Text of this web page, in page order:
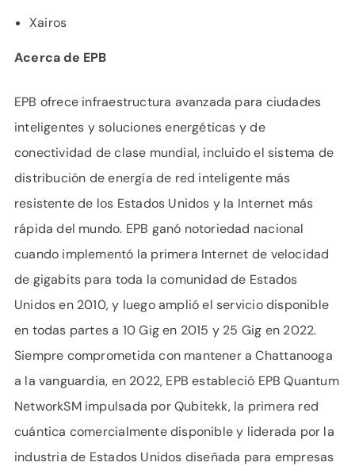
Xairos
Acerca de EPB
EPB ofrece infraestructura avanzada para ciudades
inteligentes y soluciones energéticas y de
conectividad de clase mundial, incluido el sistema de
distribución de energía de red inteligente más
resistente de los Estados Unidos y la Internet más
rápida del mundo. EPB ganó notoriedad nacional
cuando implementó la primera Internet de velocidad
de gigabits para toda la comunidad de Estados
Unidos en 2010, y luego amplió el servicio disponible
en todas partes a 10 Gig en 2015 y 25 Gig en 2022.
Siempre comprometida con mantener a Chattanooga
a la vanguardia, en 2022, EPB estableció EPB Quantum
NetworkSM impulsada por Qubitekk, la primera red
cuántica comercialmente disponible y liderada por la
industria de Estados Unidos diseñada para empresas